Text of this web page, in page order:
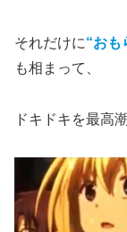
それだけに“おも
も相まって、
ドキドキを最高